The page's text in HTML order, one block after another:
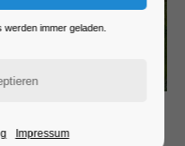
immer geladen.
Impressum